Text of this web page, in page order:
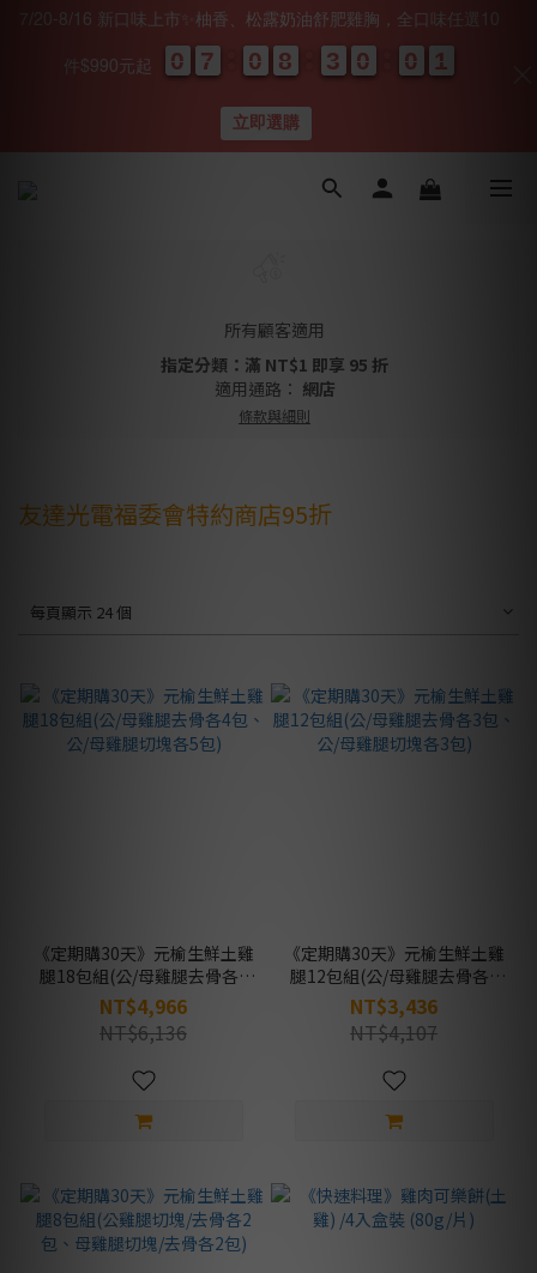
所有顧客適用
指定分類：滿 NT$1 即享 95 折
適用通路： 網店
條款與細則
友達光電福委會特約商店95折
每頁顯示 24 個
《定期購30天》元榆生鮮土雞
腿18包組(公/母雞腿去骨各4
包、公/母雞腿切塊各5包)
NT$4,966
NT$6,136
《定期購30天》元榆生鮮土雞
腿12包組(公/母雞腿去骨各3
包、公/母雞腿切塊各3包)
NT$3,436
NT$4,107
7/20-8/16 新口味上市✨柚香、松露奶油舒肥雞胸，全口味任選10
件$990元起 0
0
0
0 7
7
7
7 0
0
0
0 8
8
8
8 3
3
3
3 0
0
0
0 0
0
0
0 0
0
1
1
0
立即選購